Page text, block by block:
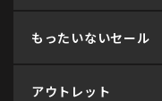
もったいないセール
アウトレット